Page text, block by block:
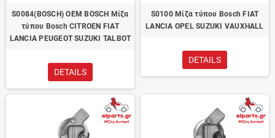
S0084(BOSCH) OEM BOSCH Μίζα
τύπου Bosch CITROEN FIAT
LANCIA PEUGEOT SUZUKI TALBOT
DETAILS
S0100 Μίζα τύπου Bosch FIAT
LANCIA OPEL SUZUKI VAUXHALL
DETAILS